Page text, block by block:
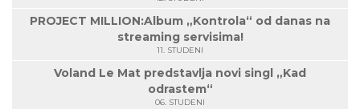
PROJECT MILLION:Album „Kontrola“ od danas na
streaming servisima!
11. STUDENI
Voland Le Mat predstavlja novi singl „Kad
odrastem“
06. STUDENI